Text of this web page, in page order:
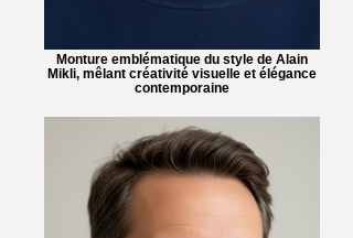
Monture emblématique du style de Alain
Mikli, mêlant créativité visuelle et élégance
contemporaine